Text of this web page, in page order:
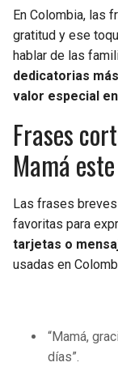
BUCCANEERS
En Colombia, las
gratitud y ese
hablar de las
dedicatorias
valor especial
Frases
Mamá
Las frases
favoritas para
tarjetas o
usadas en
“Mamá,
días”.